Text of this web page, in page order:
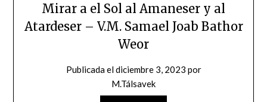
Mirar a el Sol al Amaneser y al
Atardeser – V.M. Samael Joab Bathor
Weor
Publicada eldiciembre 3, 2023 por
M.Tálsavek